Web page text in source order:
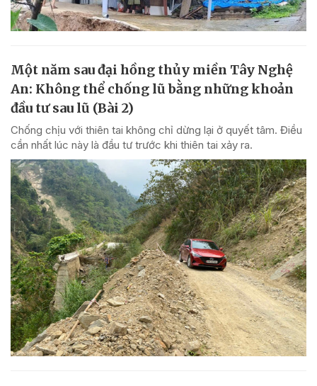
Một năm sau đại hồng thủy miền Tây Nghệ
An: Không thể chống lũ bằng những khoản
đầu tư sau lũ (Bài 2)
Chống chịu với thiên tai không chỉ dừng lại ở quyết tâm. Điều
cần nhất lúc này là đầu tư trước khi thiên tai xảy ra.